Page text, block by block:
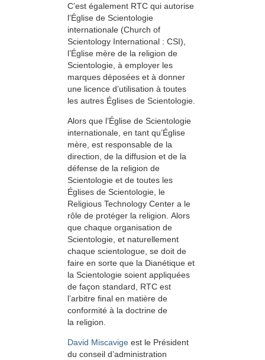
C’est également RTC qui autorise
l’Église de Scientologie
internationale (Church of
Scientology International : CSI),
l’Église mère de la religion de
Scientologie, à employer les
marques déposées et à donner
une licence d’utilisation à toutes
les autres Églises de Scientologie.
Alors que l’Église de Scientologie
internationale, en tant qu’Église
mère, est responsable de la
direction, de la diffusion et de la
défense de la religion de
Scientologie et de toutes les
Églises de Scientologie, le
Religious Technology Center a le
rôle de protéger la religion. Alors
que chaque organisation de
Scientologie, et naturellement
chaque scientologue, se doit de
faire en sorte que la Dianétique et
la Scientologie soient appliquées
de façon standard, RTC est
l’arbitre final en matière de
conformité à la doctrine de
la religion.
David Miscavige est le Président
du conseil d’administration